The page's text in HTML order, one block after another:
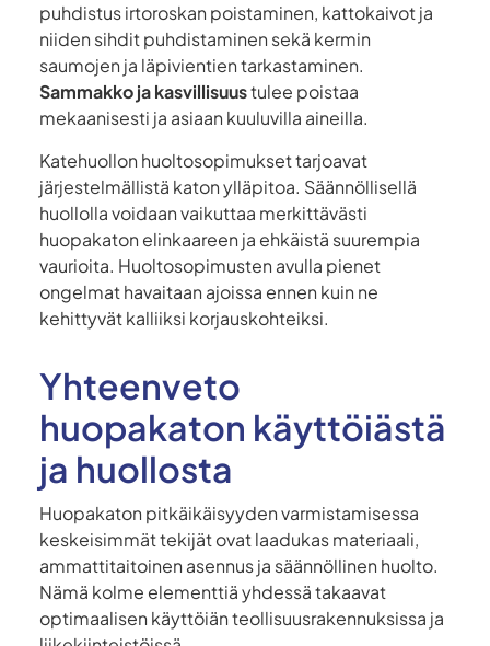
puhdistus irtoroskan poistaminen, kattokaivot ja
niiden sihdit puhdistaminen sekä kermin
saumojen ja läpivientien tarkastaminen.
Sammakko ja kasvillisuustulee poistaa
mekaanisesti ja asiaan kuuluvilla aineilla.
Katehuollon huoltosopimukset tarjoavat
järjestelmällistä katon ylläpitoa. Säännöllisellä
huollolla voidaan vaikuttaa merkittävästi
huopakaton elinkaareen ja ehkäistä suurempia
vaurioita. Huoltosopimusten avulla pienet
ongelmat havaitaan ajoissa ennen kuin ne
kehittyvät kalliiksi korjauskohteiksi.
Yhteenveto
huopakaton käyttöiästä
ja huollosta
Huopakaton pitkäikäisyyden varmistamisessa
keskeisimmät tekijät ovat laadukas materiaali,
ammattitaitoinen asennus ja säännöllinen huolto.
Nämä kolme elementtiä yhdessä takaavat
optimaalisen käyttöiän teollisuusrakennuksissa ja